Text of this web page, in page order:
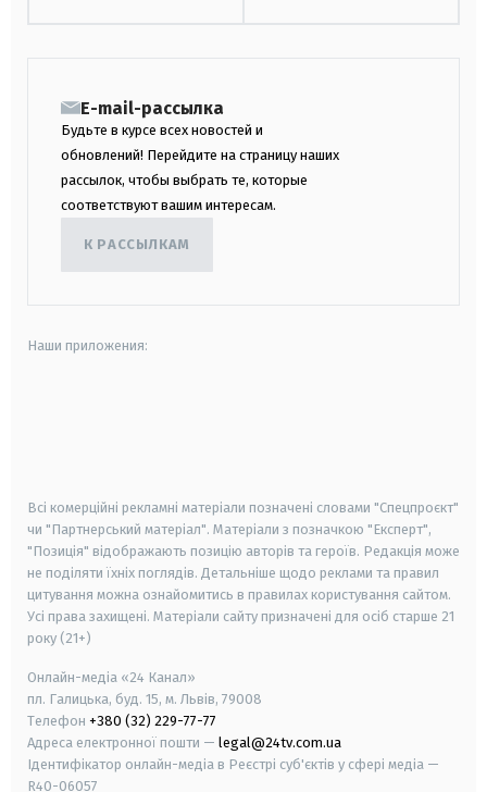
E-mail-рассылка
Будьте в курсе всех новостей и
обновлений! Перейдите на страницу наших
рассылок, чтобы выбрать те, которые
соответствуют вашим интересам.
К РАССЫЛКАМ
Наши приложения:
Всі комерційні рекламні матеріали позначені словами "Спецпроєкт"
чи "Партнерський матеріал". Матеріали з позначкою "Експерт",
"Позиція" відображають позицію авторів та героїв. Редакція може
не поділяти їхніх поглядів. Детальніше щодо реклами та правил
цитування можна ознайомитись в правилах користування сайтом.
Усі права захищені. Матеріали сайту призначені для осіб старше 21
року (21+)
Онлайн-медіа «24 Канал»
пл. Галицька, буд. 15, м. Львів, 79008
Телефон +380 (32) 229-77-77
Адреса електронної пошти — legal@24tv.com.ua
Ідентифікатор онлайн-медіа в Реєстрі суб'єктів у сфері медіа —
R40-06057